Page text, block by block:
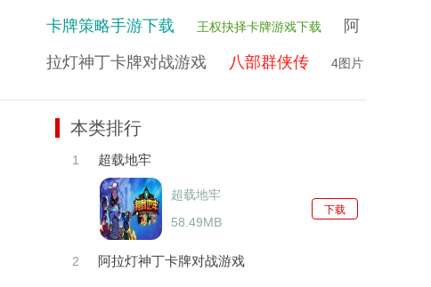
卡牌策略手游下载
王权抉择卡牌游戏下载 阿
拉灯神丁卡牌对战游戏 八部群侠传 4图片
1字 鎖定和篩出 豪華 学习形状
本类排行
1 超载地牢
超载地牢
58.49MB
下载
2 阿拉灯神丁卡牌对战游戏